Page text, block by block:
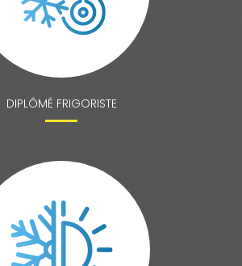
DIPLÔMÉ FRIGORISTE